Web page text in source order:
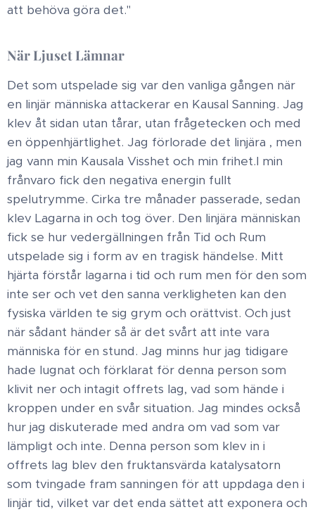
att behöva göra det."​
När Ljuset Lämnar​
Det som utspelade sig var den vanliga gången när
en linjär människa attackerar en Kausal Sanning. Jag
klev åt sidan utan tårar, utan frågetecken och med
en öppenhjärtlighet. Jag förlorade det linjära , men
jag vann min Kausala Visshet och min frihet.​I min
frånvaro fick den negativa energin fullt
spelutrymme. Cirka tre månader passerade, sedan
klev Lagarna in och tog över. Den linjära människan
fick se hur vedergällningen från Tid och Rum
utspelade sig i form av en tragisk händelse. Mitt
hjärta förstår lagarna i tid och rum men för den som
inte ser och vet den sanna verkligheten kan den
fysiska världen te sig grym och orättvist. Och just
när sådant händer så är det svårt att inte vara
människa för en stund. Jag minns hur jag tidigare
hade lugnat och förklarat för denna person som
klivit ner och intagit offrets lag, vad som hände i
kroppen under en svår situation. Jag mindes också
hur jag diskuterade med andra om vad som var
lämpligt och inte. Denna person som klev in i
offrets lag blev den fruktansvärda katalysatorn
som tvingade fram sanningen för att uppdaga den i
linjär tid, vilket var det enda sättet att exponera och